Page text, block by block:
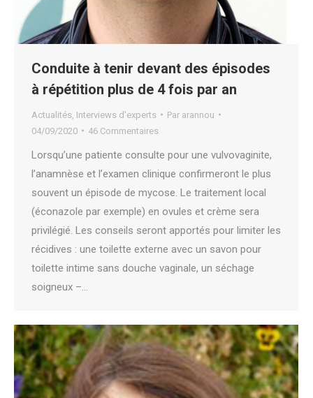
Conduite à tenir devant des épisodes
à répétition plus de 4 fois par an
Actualités Interviews d'experts Par arannou
04/09/2020
46 Commentaires
Lorsqu’une patiente consulte pour une vulvovaginite,
l’anamnèse et l’examen clinique confirmeront le plus
souvent un épisode de mycose. Le traitement local
(éconazole par exemple) en ovules et crème sera
privilégié. Les conseils seront apportés pour limiter les
récidives : une toilette externe avec un savon pour
toilette intime sans douche vaginale, un séchage
soigneux –…